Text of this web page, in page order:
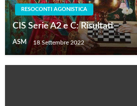
RESOCONTI AGONISTICA
CIS Serie A2 e C: Risultati
ASM 18 Settembre 2022